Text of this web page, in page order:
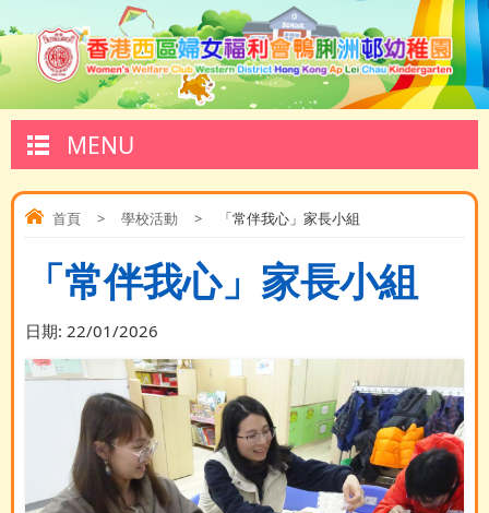
MENU
首頁 > 學校活動 > 「常伴我心」家長小組
「常伴我心」家長小組
日期: 22/01/2026